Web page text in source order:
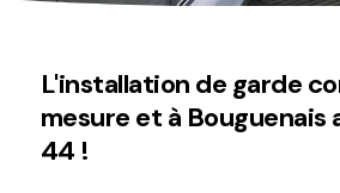
L'installation de garde
mesure et à Bouguenais
44 !